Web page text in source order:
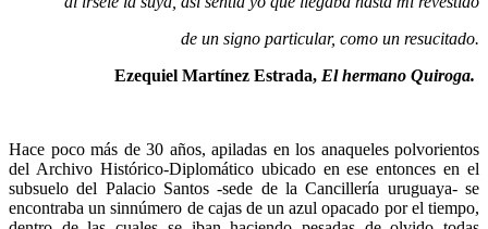
de un signo particular, como un resucitado.
Ezequiel Martínez Estrada, El hermano Quiroga.
Hace poco más de 30 años, apiladas en los anaqueles polvorientos
del Archivo Histórico-Diplomático ubicado en ese entonces en el
subsuelo del Palacio Santos -sede de la Cancillería uruguaya- se
encontraba un sinnúmero de cajas de un azul opacado por el tiempo,